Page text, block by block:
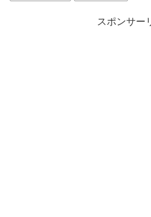
スポンサー